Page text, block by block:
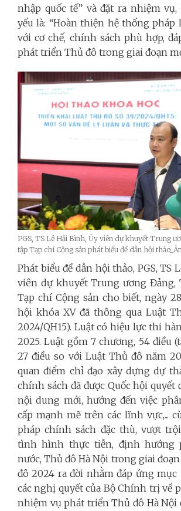
nhập quốc tế” và đặt ra nhiệm
yếu là: “Hoàn thiện hệ thống pháp
với cơ chế, chính sách phù hợp,
phát triển Thủ đô trong giai đoạn
PGS, TS Lê Hải Bình, Ủy viên dự khuyết Trung
tập Tạp chí Cộng sản phát biểu đề dẫn hội
Phát biểu đề dẫn hội thảo, PGS, TS
viên dự khuyết Trung ương Đảng,
Tạp chí Cộng sản cho biết, ngày
hội khóa XV đã thông qua Luật
2024/QH15). Luật có hiệu lực thi
2025. Luật gồm 7 chương, 54 điều
27 điều so với Luật Thủ đô năm
quan điểm chỉ đạo xây dựng dự
chính sách đã được Quốc hội
nội dung mới, hướng đến việc
cấp mạnh mẽ trên các lĩnh vực,...
pháp chính sách đặc thù, vượt
tình hình thực tiễn, định hướng
nước, Thủ đô Hà Nội trong giai
đô 2024 ra đời nhằm đáp ứng mục
các nghị quyết của Bộ Chính trị về
nhiệm vụ phát triển Thủ đô Hà Nội